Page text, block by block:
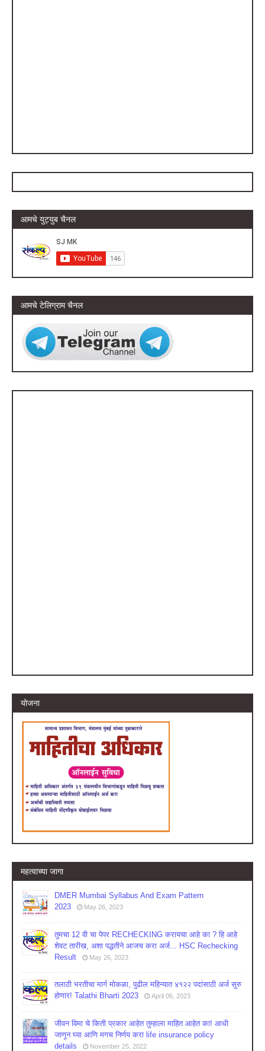
आमचे युट्युब चैनल
आमचे टेलिग्राम चैनल
योजना
महत्वाच्या जागा
DMER Mumbai Syllabus And Exam Pattern
2023
May 26, 2023
तुमचा 12 वी चा पेपर RECHECKING करायचा आहे का ? हि आहे
शेवट तारीख, अशा पद्धतीने आजच करा अर्ज... HSC Rechecking
Result
May 26, 2023
तलाठी भरतीचा मार्ग मोकळा, पुढील महिन्यात ४१२२ पदांसाठी अर्ज सुरु
होणार! Talathi Bharti 2023
April 06, 2023
जीवन विमा चे किती प्रकार आहेत तुम्हाला माहित आहेत का! आधी
जाणून घ्या आणि मगच निर्णय करा life insurance policy
details
November 25, 2022